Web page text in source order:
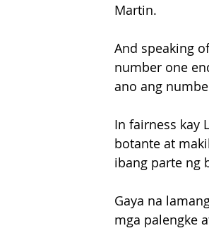
Martin.
And speaking
number one
ano ang
In fairness kay
botante at
ibang parte ng
Gaya na
mga palengke